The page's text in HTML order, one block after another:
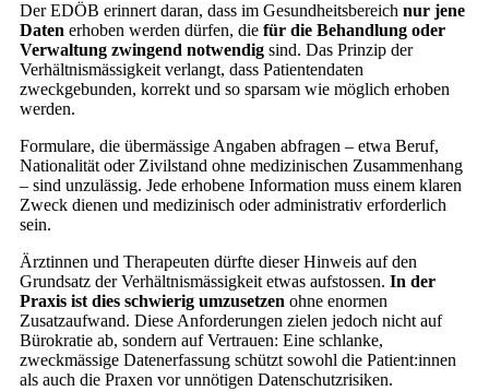
Der EDÖB erinnert daran, dass im Gesundheitsbereich nur jene
Daten erhoben werden dürfen, die für die Behandlung oder
Verwaltung zwingend notwendig sind. Das Prinzip der
Verhältnismässigkeit verlangt, dass Patientendaten
zweckgebunden, korrekt und so sparsam wie möglich erhoben
werden.
Formulare, die übermässige Angaben abfragen – etwa Beruf,
Nationalität oder Zivilstand ohne medizinischen Zusammenhang
– sind unzulässig. Jede erhobene Information muss einem klaren
Zweck dienen und medizinisch oder administrativ erforderlich
sein.
Ärztinnen und Therapeuten dürfte dieser Hinweis auf den
Grundsatz der Verhältnismässigkeit etwas aufstossen. In der
Praxis ist dies schwierig umzusetzen ohne enormen
Zusatzaufwand. Diese Anforderungen zielen jedoch nicht auf
Bürokratie ab, sondern auf Vertrauen: Eine schlanke,
zweckmässige Datenerfassung schützt sowohl die Patient:innen
als auch die Praxen vor unnötigen Datenschutzrisiken.